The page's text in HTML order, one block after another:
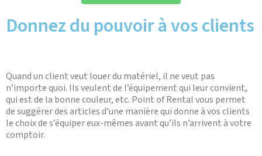
Donnez du pouvoir à vos clients
Quand un client veut louer du matériel, il ne veut pas
n’importe quoi. Ils veulent de l’équipement qui leur convient,
qui est de la bonne couleur, etc. Point of Rental vous permet
de suggérer des articles d’une manière qui donne à vos clients
le choix de s’équiper eux-mêmes avant qu’ils n’arrivent à votre
comptoir.